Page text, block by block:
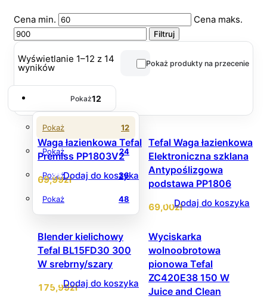
Cena min. Cena maks.
Filtruj
Wyświetlanie 1–12 z 14
wyników Pokaż produkty na przecenie
Pokaż12
Pokaż 12
Pokaż 24
Pokaż 36
Pokaż 48
Waga łazienkowa Tefal
Premiss PP1803V2
69,99zł
Dodaj do koszyka
Tefal Waga łazienkowa
Elektroniczna szklana
Antypoślizgowa
podstawa PP1806
69,00zł
Dodaj do koszyka
Blender kielichowy
Tefal BL15FD30 300
W srebrny/szary
175,99zł
Dodaj do koszyka
Wyciskarka
wolnoobrotowa
pionowa Tefal
ZC420E38 150 W
Juice and Clean